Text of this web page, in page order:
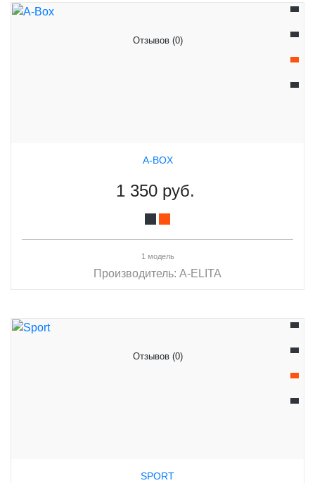
Отзывов (0)
A-BOX
1 350 руб.
1 модель
Производитель: A-ELITA
Отзывов (0)
SPORT